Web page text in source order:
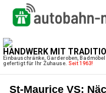
St-Maurice VS: